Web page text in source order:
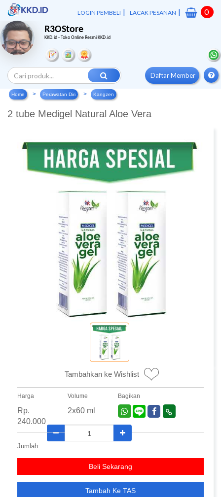
LOGIN PEMBELI | LACAK PESANAN | 0
R3OStore
KKD.id - Toko Online Resmi KKD.id
Daftar Member
Home Perawatan Diri Kangzen
2 tube Medigel Natural Aloe Vera
Tambahkan ke Wishlist
Harga
Rp.
240.000
Volume
2x60 ml
Bagikan
Jumlah:
Beli Sekarang
Tambah Ke TAS